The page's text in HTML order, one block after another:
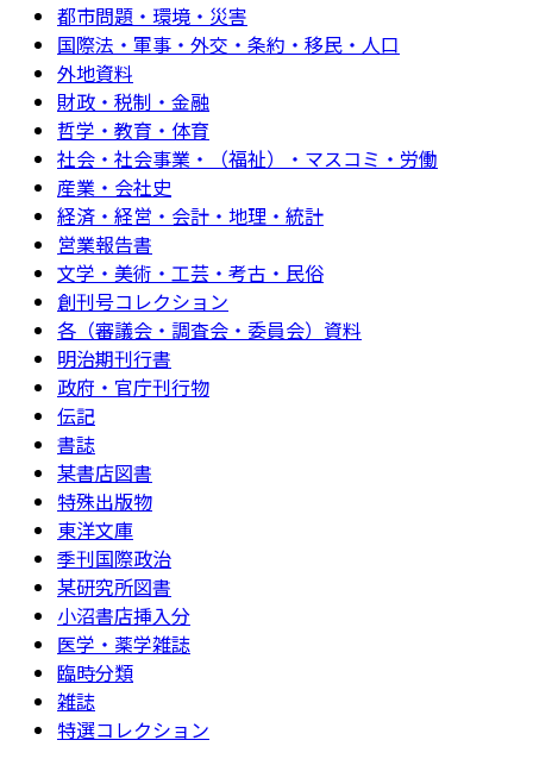
都市問題・環境・災害
国際法・軍事・外交・条約・移民・人口
外地資料
財政・税制・金融
哲学・教育・体育
社会・社会事業・（福祉）・マスコミ・労働
産業・会社史
経済・経営・会計・地理・統計
営業報告書
文学・美術・工芸・考古・民俗
創刊号コレクション
各（審議会・調査会・委員会）資料
明治期刊行書
政府・官庁刊行物
伝記
書誌
某書店図書
特殊出版物
東洋文庫
季刊国際政治
某研究所図書
小沼書店挿入分
医学・薬学雑誌
臨時分類
雑誌
特選コレクション